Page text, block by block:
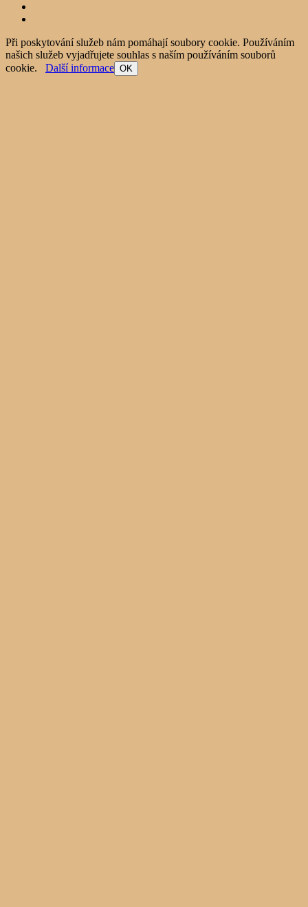
Při poskytování služeb nám pomáhají soubory cookie. Používáním
našich služeb vyjadřujete souhlas s naším používáním souborů
cookie. Další informace